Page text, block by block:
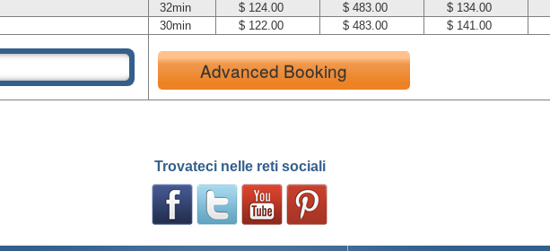
32min $ 124.00 $ 483.00 $ 134.00
30min $ 122.00 $ 483.00 $ 141.00
Advanced Booking
Trovateci nelle reti sociali